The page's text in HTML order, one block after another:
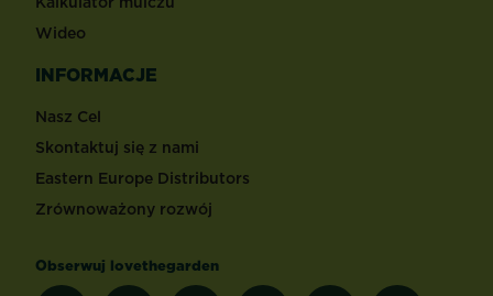
Wideo
INFORMACJE
Nasz Cel
Skontaktuj się z nami
Eastern Europe Distributors
Zrównoważony rozwój
Obserwuj lovethegarden